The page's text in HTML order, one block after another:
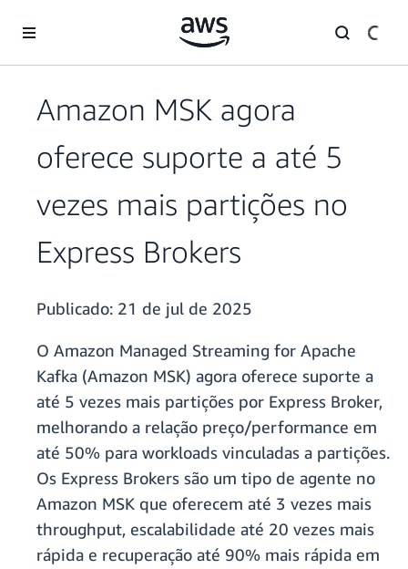
Pular para o conteúdo principal
Amazon MSK agora
oferece suporte a até 5
vezes mais partições no
Express Brokers
Publicado: 21 de jul de 2025
O Amazon Managed Streaming for Apache
Kafka (Amazon MSK) agora oferece suporte a
até 5 vezes mais partições por Express Broker,
melhorando a relação preço/performance em
até 50% para workloads vinculadas a partições.
Os Express Brokers são um tipo de agente no
Amazon MSK que oferecem até 3 vezes mais
throughput, escalabilidade até 20 vezes mais
rápida e recuperação até 90% mais rápida em